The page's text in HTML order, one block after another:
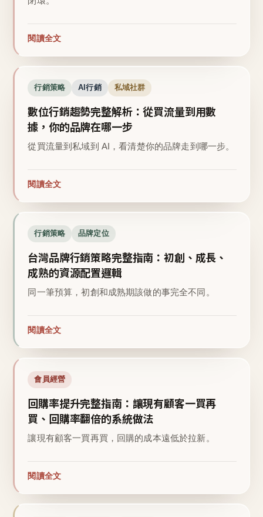
閱讀全文
行銷策略 AI行銷 私域社群
數位行銷趨勢完整解析：從買流量到用數
據，你的品牌在哪一步
從買流量到私域到 AI，看清楚你的品牌走到哪一步。
閱讀全文
行銷策略 品牌定位
台灣品牌行銷策略完整指南：初創、成長、
成熟的資源配置邏輯
同一筆預算，初創和成熟期該做的事完全不同。
閱讀全文
會員經營
回購率提升完整指南：讓現有顧客一買再
買、回購率翻倍的系統做法
讓現有顧客一買再買，回購的成本遠低於拉新。
閱讀全文